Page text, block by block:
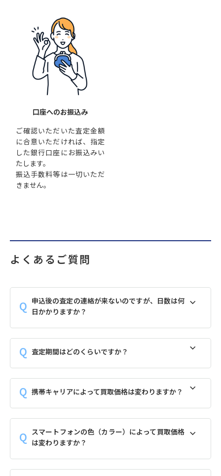
口座へのお振込み
ご確認いただいた査定金額
に合意いただければ、指定
した銀行口座にお振込みい
たします。
振込手数料等は一切いただ
きません。
よくあるご質問
申込後の査定の連絡が来ないのですが、日数は何
日かかりますか？
査定期間はどのくらいですか？
携帯キャリアによって買取価格は変わりますか？
スマートフォンの色（カラー）によって買取価格
は変わりますか？